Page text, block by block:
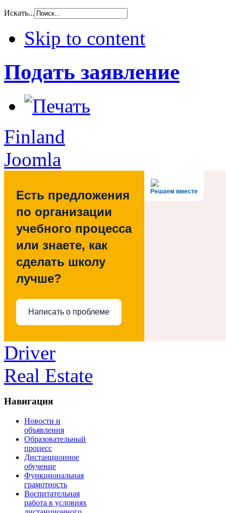
Искать...
Skip to content
Подать заявление
Finland
Joomla
Решаем вместе
Есть предложения
по организации
учебного процесса
или знаете, как
сделать школу
лучше?
Написать о проблеме
Driver
Real Estate
Навигация
Новости и
объявления
Образовательный
процесс
Дистанционное
обучение
Функциональная
грамотность
Воспитательная
работа в условиях